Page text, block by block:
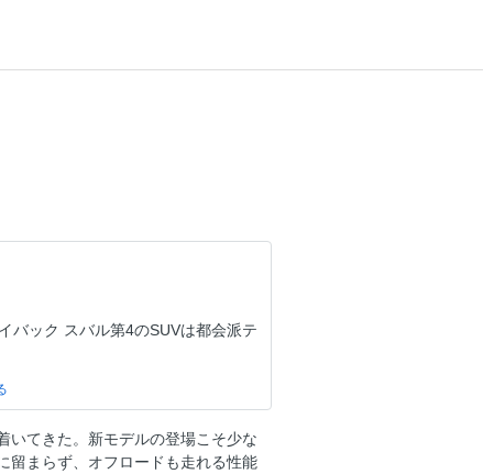
バック スバル第4のSUVは都会派テ
いてきた。新モデルの登場こそ少な
留まらず、オフロードも走れる性能